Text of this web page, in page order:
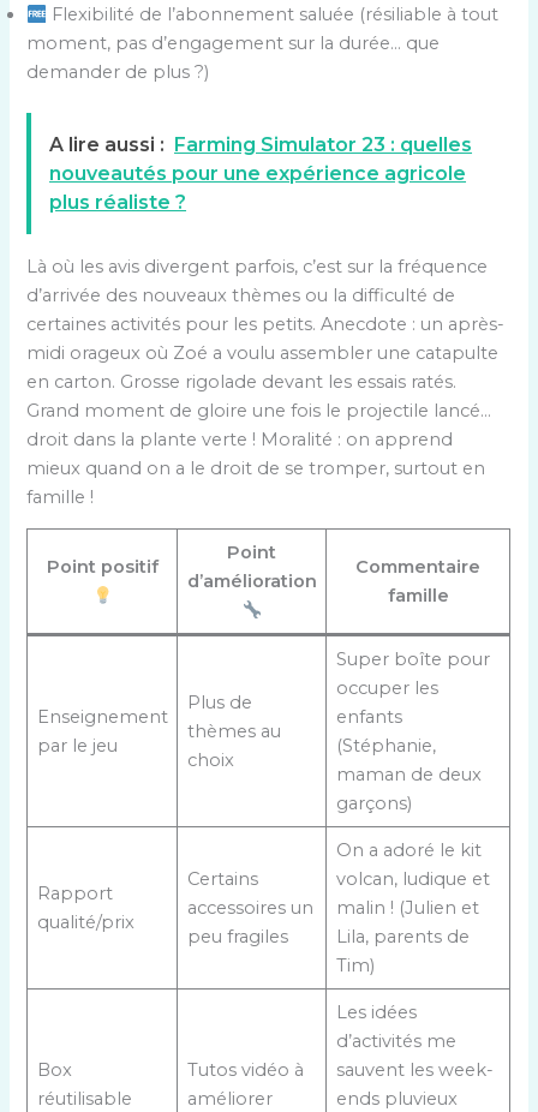
Flexibilité de l’abonnement saluée (résiliable à tout
moment, pas d’engagement sur la durée… que
demander de plus ?)
A lire aussi : Farming Simulator 23 : quelles
nouveautés pour une expérience agricole
plus réaliste ?
Là où les avis divergent parfois, c’est sur la fréquence
d’arrivée des nouveaux thèmes ou la difficulté de
certaines activités pour les petits. Anecdote : un après-
midi orageux où Zoé a voulu assembler une catapulte
en carton. Grosse rigolade devant les essais ratés.
Grand moment de gloire une fois le projectile lancé…
droit dans la plante verte ! Moralité : on apprend
mieux quand on a le droit de se tromper, surtout en
famille !
Point positif
Point
d’amélioration
Commentaire
famille
Enseignement
par le jeu
Plus de
thèmes au
choix
Super boîte pour
occuper les
enfants
(Stéphanie,
maman de deux
garçons)
Rapport
qualité/prix
Certains
accessoires un
peu fragiles
On a adoré le kit
volcan, ludique et
malin ! (Julien et
Lila, parents de
Tim)
Box
réutilisable
Tutos vidéo à
améliorer
Les idées
d’activités me
sauvent les week-
ends pluvieux